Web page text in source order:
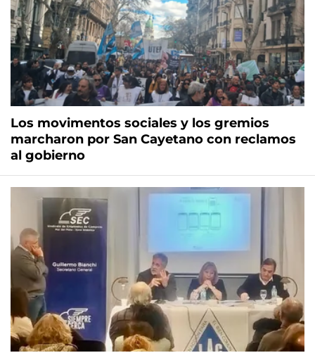
Los movimentos sociales y los gremios
marcharon por San Cayetano con reclamos
al gobierno